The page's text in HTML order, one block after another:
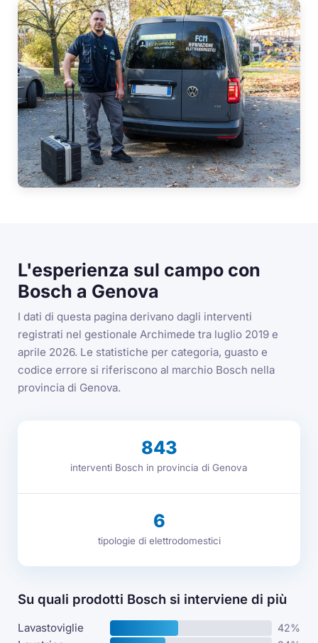
L'esperienza sul campo con
Bosch a Genova
I dati di questa pagina derivano dagli interventi
registrati nel gestionale Archimede tra luglio 2019 e
aprile 2026. Le statistiche per categoria, guasto e
codice errore si riferiscono al marchio Bosch nella
provincia di Genova.
843
interventi Bosch in provincia di Genova
6
tipologie di elettrodomestici
Su quali prodotti Bosch si interviene di più
Lavastoviglie 42%